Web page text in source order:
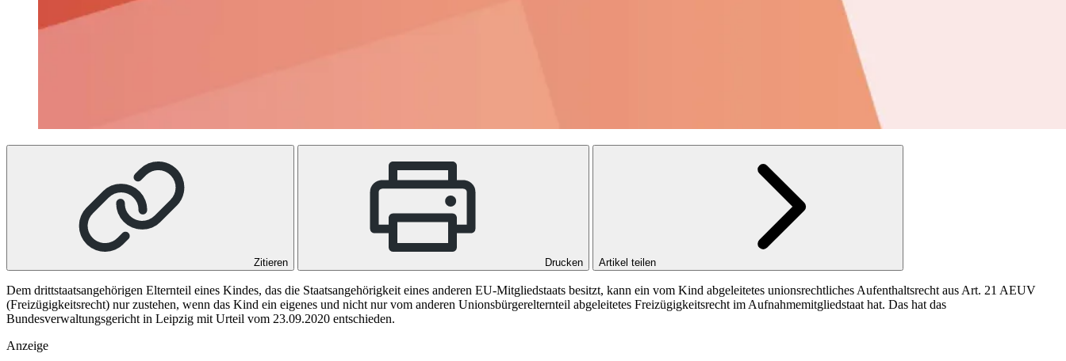
Zitieren Drucken Artikel teilen
Dem drittstaatsangehörigen Elternteil eines Kindes, das die Staatsangehörigkeit eines anderen EU-Mitgliedstaats besitzt, kann ein vom Kind abgeleitetes unionsrechtliches Aufenthaltsrecht aus Art. 21 AEUV
(Freizügigkeitsrecht) nur zustehen, wenn das Kind ein eigenes und nicht nur vom anderen Unionsbürgerelternteil abgeleitetes Freizügigkeitsrecht im Aufnahmemitgliedstaat hat. Das hat das
Bundesverwaltungsgericht in Leipzig mit Urteil vom 23.09.2020 entschieden.
Anzeige